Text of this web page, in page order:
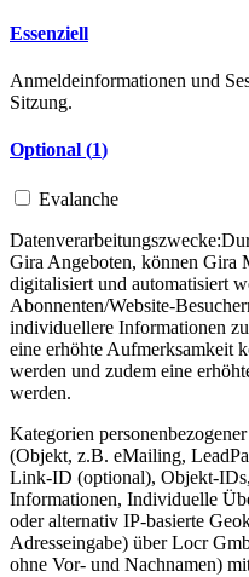
Essenziell
Anmeldeinformationen und
Sitzung.
Optional (1)
Evalanche
Datenverarbeitungszwecke:
Gira Angeboten, können Gira
digitalisiert und automatisiert
Abonnenten/Website-
individuellere Informationen
eine erhöhte Aufmerksamkeit
werden und zudem eine
werden.
Kategorien
(Objekt, z.B. eMailing,
Link-ID (optional), Objekt-
Informationen, Individuelle
oder alternativ IP-basierte
Adresseingabe) über Locr
ohne Vor- und Nachnamen)